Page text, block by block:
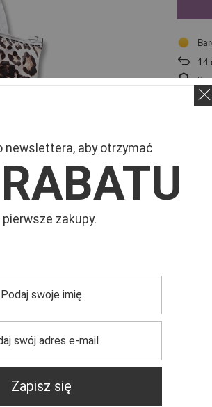
14
Masz pytania?
pytania i odpowiedzi
publikując dla innych.
Zadaj pytanie
newslettera, aby otrzymać
pierwsze zakupy.
Zapisz się